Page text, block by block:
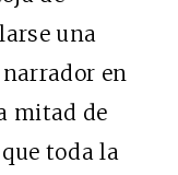
una
en
mitad de
toda la